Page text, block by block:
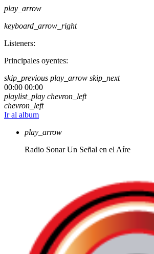
play_arrow
keyboard_arrow_right
Listeners:
Principales oyentes:
skip_previous play_arrow skip_next
00:00 00:00
playlist_play chevron_left
chevron_left
Ir al album
play_arrow
Radio Sonar Un Señal en el Aíre